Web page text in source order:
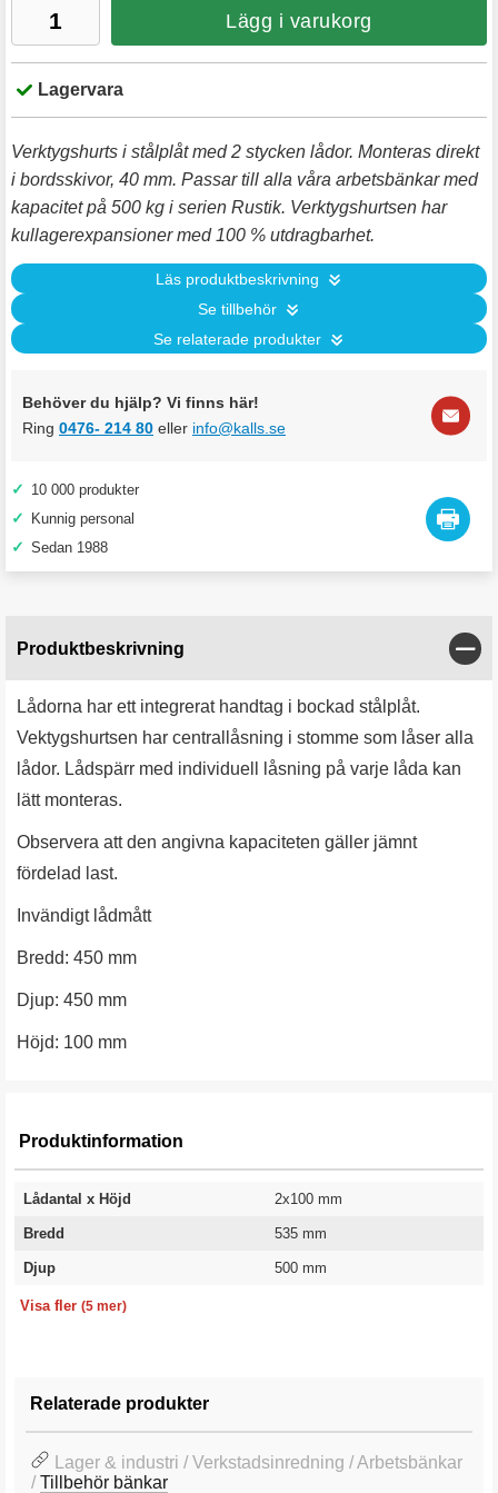
Lägg i varukorg
Lagervara
Verktygshurts i stålplåt med 2 stycken lådor. Monteras direkt
i bordsskivor, 40 mm. Passar till alla våra arbetsbänkar med
kapacitet på 500 kg i serien Rustik. Verktygshurtsen har
kullagerexpansioner med 100 % utdragbarhet.
Läs produktbeskrivning
Se tillbehör
Se relaterade produkter
Behöver du hjälp? Vi finns här!
Ring 0476- 214 80 eller info@kalls.se
✓ 10 000 produkter
✓ Kunnig personal
✓ Sedan 1988
Produktbeskrivning
Lådorna har ett integrerat handtag i bockad stålplåt.
Vektygshurtsen har centrallåsning i stomme som låser alla
lådor. Lådspärr med individuell låsning på varje låda kan
lätt monteras.
Observera att den angivna kapaciteten gäller jämnt
fördelad last.
Invändigt lådmått
Bredd: 450 mm
Djup: 450 mm
Höjd: 100 mm
Produktinformation
Lådantal x Höjd 2x100 mm
Bredd 535 mm
Djup
500 mm
Visa fler (5 mer)
Relaterade produkter
Lager & industri / Verkstadsinredning / Arbetsbänkar
/Tillbehör bänkar